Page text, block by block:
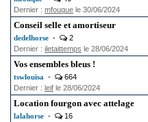
Dernier : mfouque le 30/06/2024
Conseil selle et amortiseur
dedelhorse -
2
Dernier : iletaittemps le 28/06/2024
Vos ensembles bleus !
tswlouisa -
664
Dernier : leif le 28/06/2024
Location fourgon avec attelage
lalahorse -
16